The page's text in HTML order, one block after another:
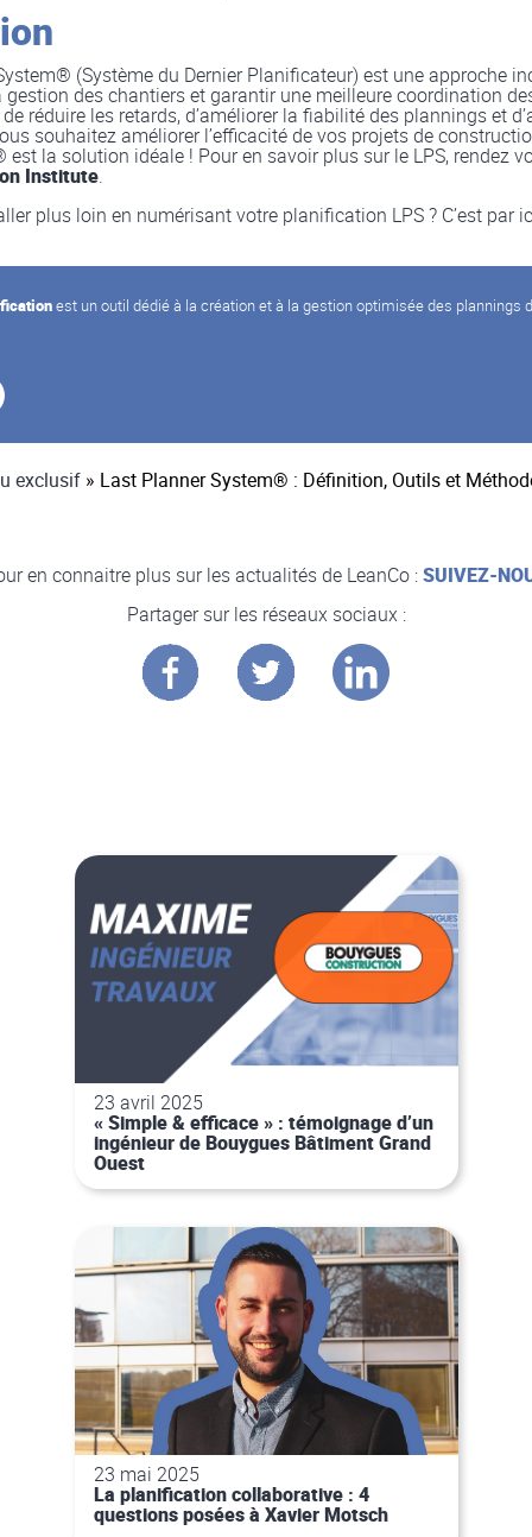
(Système du Dernier Planificateur) est une approche
des chantiers et garantir une meilleure coordination
réduire les retards, d’améliorer la fiabilité des plannings et
souhaitez améliorer l’efficacité de vos projets de
est la solution idéale ! Pour en savoir plus sur le LPS, rendez
Institute.
plus loin en numérisant votre planification LPS ? C’est par
est un outil dédié à la création et à la gestion optimisée des plannings
exclusif » Last Planner System® : Définition, Outils et
en connaitre plus sur les actualités de LeanCo :SUIVEZ-
Partager sur les réseaux sociaux :
23 avril 2025
« Simple & efficace » : témoignage d’un
ingénieur de Bouygues Bâtiment Grand
Ouest
23 mai 2025
La planification collaborative : 4
questions posées à Xavier Motsch